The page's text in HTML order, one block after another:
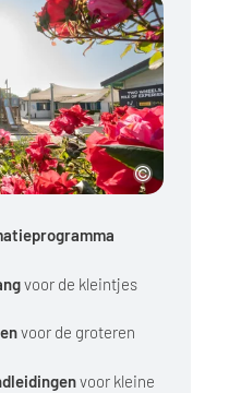
voor de kleintjes
voor de groteren
voor kleine